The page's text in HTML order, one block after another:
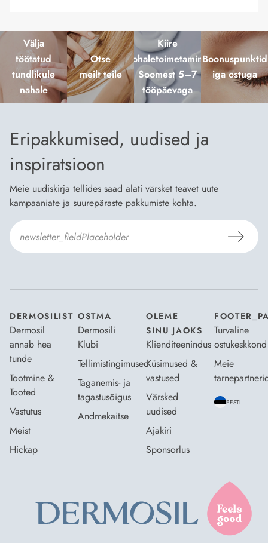
Välja
töötatud
tundlikule
nahale
Otse
meilt teile
Kiire
kohaletoimetamine
Soomest 5–7
tööpäevaga
Boonuspunktid
iga ostuga
Eripakkumised, uudised ja
inspiratsioon
Meie uudiskirja tellides saad alati värsket teavet uute
kampaaniate ja suurepäraste pakkumiste kohta.
DERMOSILIST
Dermosil
annab hea
tunde
Tootmine &
Tooted
Vastutus
Meist
Hickap
OSTMA
Dermosili
Klubi
Tellimistingimused
Taganemis- ja
tagastusõigus
Andmekaitse
OLEME
SINU JAOKS
Klienditeenindus
Küsimused &
vastused
Värsked
uudised
Ajakiri
Sponsorlus
Turvaline
ostukeskkond
Meie
EESTI